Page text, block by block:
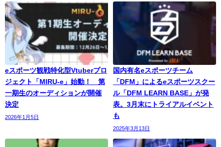
eスポーツ観戦特化型Vtuberプロ
ジェクト「MIRU-e」始動！ 第
一期生のオーディションが開催
決定
2026年1月5日
国内有名eスポーツチーム
「DFM」によるeスポーツスクー
ル「DFM LEARN BASE」が発
表。3月末にトライアルイベント
も
2025年3月13日